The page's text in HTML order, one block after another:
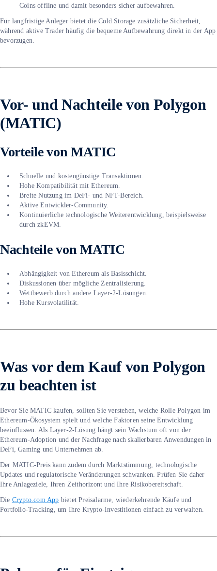
Coins offline und damit besonders sicher aufbewahren.
Für langfristige Anleger bietet die Cold Storage zusätzliche Sicherheit,
während aktive Trader häufig die bequeme Aufbewahrung direkt in der App
bevorzugen.
Vor- und Nachteile von Polygon
(MATIC)
Vorteile von MATIC
Schnelle und kostengünstige Transaktionen.
Hohe Kompatibilität mit Ethereum.
Breite Nutzung im DeFi- und NFT-Bereich.
Aktive Entwickler-Community.
Kontinuierliche technologische Weiterentwicklung, beispielsweise
durch zkEVM.
Nachteile von MATIC
Abhängigkeit von Ethereum als Basisschicht.
Diskussionen über mögliche Zentralisierung.
Wettbewerb durch andere Layer-2-Lösungen.
Hohe Kursvolatilität.
Was vor dem Kauf von Polygon
zu beachten ist
Bevor Sie MATIC kaufen, sollten Sie verstehen, welche Rolle Polygon im
Ethereum-Ökosystem spielt und welche Faktoren seine Entwicklung
beeinflussen. Als Layer-2-Lösung hängt sein Wachstum oft von der
Ethereum-Adoption und der Nachfrage nach skalierbaren Anwendungen in
DeFi, Gaming und Unternehmen ab.
Der MATIC-Preis kann zudem durch Marktstimmung, technologische
Updates und regulatorische Veränderungen schwanken. Prüfen Sie daher
Ihre Anlageziele, Ihren Zeithorizont und Ihre Risikobereitschaft.
Die Crypto.com App bietet Preisalarme, wiederkehrende Käufe und
Portfolio-Tracking, um Ihre Krypto-Investitionen einfach zu verwalten.